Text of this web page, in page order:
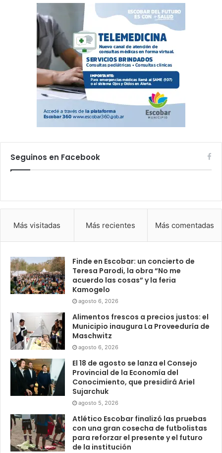
Seguinos en Facebook
Más visitadas Más recientes Más comentadas
Finde en Escobar: un concierto de
Teresa Parodi, la obra “No me
acuerdo las cosas” y la feria
Kamogelo
agosto 6, 2026
Alimentos frescos a precios justos: el
Municipio inaugura La Proveeduría de
Maschwitz
agosto 6, 2026
El 18 de agosto se lanza el Consejo
Provincial de la Economía del
Conocimiento, que presidirá Ariel
Sujarchuk
agosto 5, 2026
Atlético Escobar finalizó las pruebas
con una gran cosecha de futbolistas
para reforzar el presente y el futuro
de la institución